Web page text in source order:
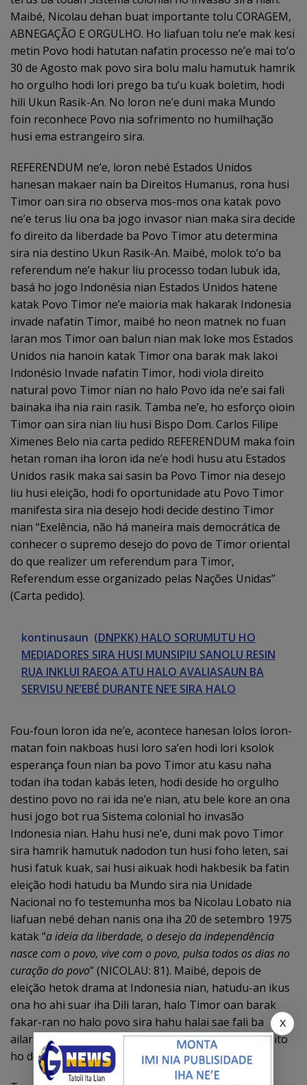
Maibé, Nicolau dehan buat importante tolu CORAGEM,
ABNEGAÇÃO E ORGULHO. Ho liafuan tolu ne’e mak kesi
metin Povo hodi hatutan nafatin processo ne’e mai to’o
30 de Agosto mak povo sira bolu malu hamutuk hamrik
ho orgulho hodi lori prego ba tu’u kuak boletim, hodi
hili Ukun Rasik-An. No loron ne’e duni maka Mundo
foin reconhece Povo nia sofrimento no humilhação
husi ema estrangeiro sira.
REFERENDUM ne’e, loron nebé Estados Unidos
hanesan makaer nain ba Direitos Humanus, rona husi
Timor oan sira no observa mos-mos ona katak povo
ne’e terus liu ona ba jogo invasor nian maka sira decide
fo direito da liberdade ba Povo Timor atu determina
sira nia destino Ukun Rasik-An. Maibé, molok to’o ba
referendum ne’e hakur liu processo todan lubuk ida,
basá ho jogo Indonésia nian Estados Unidos hatene
katak Povo Timor ne’e maioria mak hakarak Indonesia
invade nafatin Timor, maibé ho neon matnek no fuan
laran mos Timor oan balun nian mak loke mos Estados
Unidos nia hanoin katak Timor ona barak mak lakoi
Indonésio Invade nafatin Timor, hodi viola direito
natural povo Timor nian no halo Povo ida ne’e sai fali
bainaka iha nia rain rasik. Tamba ne’e, ho esforço oioin
Timor oan sira nian liu husi Bispo Dom. Carlos Filipe
Ximenes Belo nia carta pedido REFERENDUM maka foin
hetan roman iha loron ida ne’e hodi husu atu Estados
Unidos rasik maka sai sasin ba Povo Timor nia desejo
liu husi eleição, hodi fo oportunidade atu Povo Timor
manifesta sira nia desejo hodi decide destino Timor
nian “Exelência, não há maneira mais democrática de
conhecer o supremo desejo do povo de Timor oriental
do que realizer um referendum para Timor,
Referendum esse organizado pelas Nações Unidas”
(Carta pedido).
kontinusaun (DNPKK) HALO SORUMUTU HO
MEDIADORES SIRA HUSI MUNSIPIU SANOLU RESIN
RUA INKLUI RAEOA ATU HALO AVALIASAUN BA
SERVISU NE’EBÉ DURANTE NE’E SIRA HALO
Fou-foun loron ida ne’e, acontece hanesan lolos loron-
matan foin nakboas husi loro sa’en hodi lori ksolok
esperança foun nian ba povo Timor atu kasu naha
todan iha todan kabás leten, hodi deside ho orgulho
destino povo no rai ida ne’e nian, atu bele kore an ona
husi jogo bot rua Sistema colonial ho invasão
Indonesia nian. Hahu husi ne’e, duni mak povo Timor
sira hamrik hamutuk nadodon tun husi foho leten, sai
husi fatuk kuak, sai husi aikuak hodi hakbesik ba fatin
eleição hodi hatudu ba Mundo sira nia Unidade
Nacional no fo testemunha mos ba Nicolau Lobato nia
liafuan nebé dehan nanis ona iha 20 de setembro 1975
katak “a ideia da liberdade, o desejo da independência
nasce com o povo, vive com o povo, pulsa todos os dias no
curação do povo” (NICOLAU: 81). Maibé, depois de
eleição hetok drama at Indonesia nian, hatudu-an ikus
ona ho ahi suar iha Dili laran, halo Timor oan barak
fakar-ran no halo povo sira hahu halai sae fali ba
ailaran, tun mota kuak, tan Indonésio sira la satisfeito
ho decisão povo nian.
X